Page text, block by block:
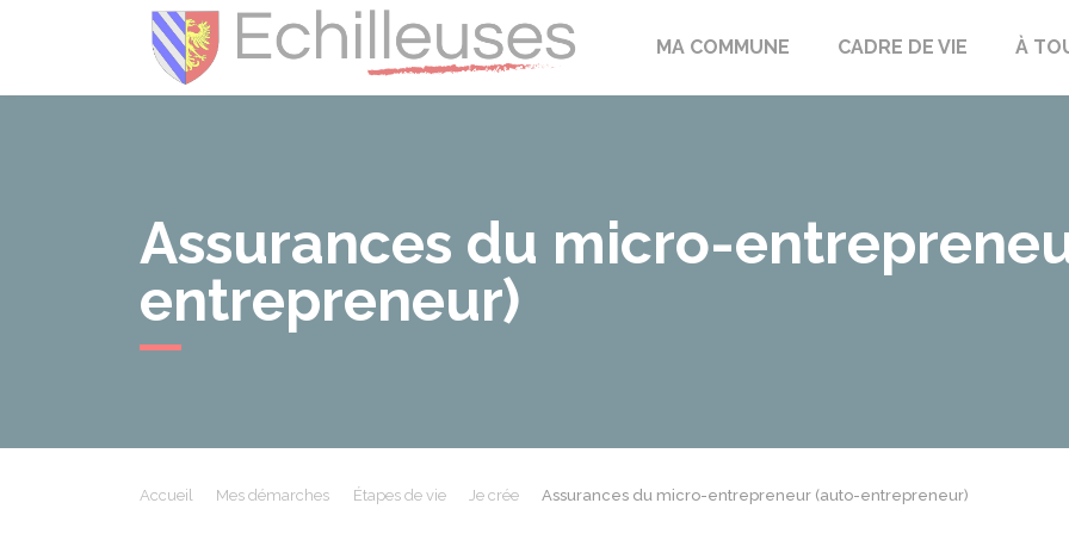
ÉchilleusesMA COMMUNE CADRE DE VIE À
Assurances du micro-
entrepreneur)
Accueil Mes démarches Étapes de vie Je crée Assurances du micro-entrepreneur (auto-entrepreneur)